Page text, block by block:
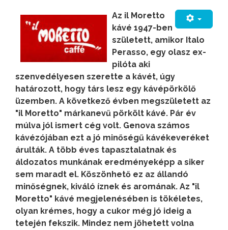
Az il Moretto
kávé 1947-ben
született, amikor Italo
Perasso, egy olasz ex-
pilóta aki
szenvedélyesen szerette a kávét, úgy
határozott, hogy társ lesz egy kávépörkölő
üzemben. A következő évben megszületett az
"il Moretto" márkanevű pörkölt kávé. Pár év
múlva jól ismert cég volt. Genova számos
kávézójában ezt a jó minőségű kávékeveréket
árulták. A több éves tapasztalatnak és
áldozatos munkának eredményeképp a siker
sem maradt el. Köszönhető ez az állandó
minőségnek, kiváló íznek és aromának. Az "il
Moretto" kávé megjelenésében is tökéletes,
olyan krémes, hogy a cukor még jó ideig a
tetején fekszik. Mindez nem jöhetett volna